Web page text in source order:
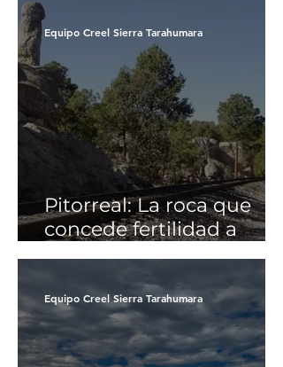
Pitorreal: La roca que
concede fertilidad a
quienes la tocan en la
barrancas del cobre
Equipo Creel Sierra Tarahumara
Equipo Creel Sierra Tarahumara